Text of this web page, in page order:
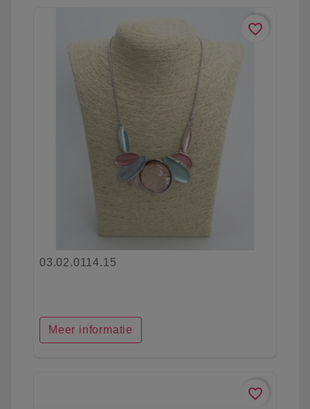
favorite_border
03.02.0114.15
Meer informatie
favorite_border